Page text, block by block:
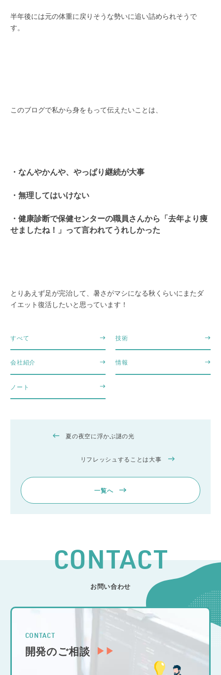
半年後には元の体重に戻りそうな勢いに追い詰められそうで
す。
このブログで私から身をもって伝えたいことは、
・なんやかんや、やっぱり継続が大事
・無理してはいけない
・健康診断で保健センターの職員さんから「去年より痩
せましたね！」って言われてうれしかった
とりあえず足が完治して、暑さがマシになる秋くらいにまたダ
イエット復活したいと思っています！
すべて 技術
会社紹介 情報
ノート
夏の夜空に浮かぶ謎の光
リフレッシュすることは大事
一覧へ
CONTACT
お問い合わせ
CONTACT
開発のご相談